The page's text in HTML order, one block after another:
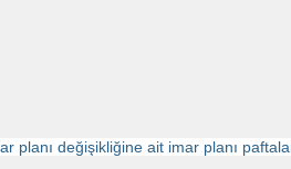
planı değişikliğine ait imar planı